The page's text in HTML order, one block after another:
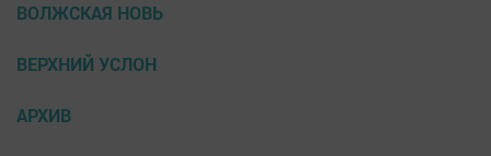
ВОЛЖСКАЯ НОВЬ
ВЕРХНИЙ УСЛОН
АРХИВ